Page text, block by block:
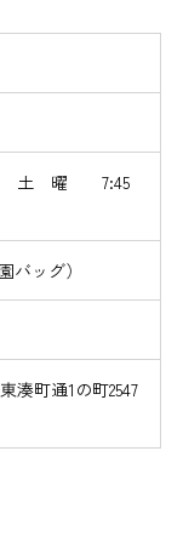
土 曜 7:45
バッグ）
湊町通1の町2547